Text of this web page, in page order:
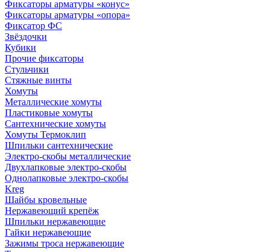
Фиксаторы арматуры «конус»
Фиксаторы арматуры «опора»
Фиксатор ФС
Звёздочки
Кубики
Прочие фиксаторы
Стульчики
Стяжные винты
Хомуты
Металлические хомуты
Пластиковые хомуты
Сантехнические хомуты
Хомуты Термоклип
Шпильки сантехнические
Электро-скобы металлические
Двухлапковые электро-скобы
Однолапковые электро-скобы
Kreg
Шайбы кровельные
Нержавеющий крепёж
Шпильки нержавеющие
Гайки нержавеющие
Зажимы троса нержавеющие